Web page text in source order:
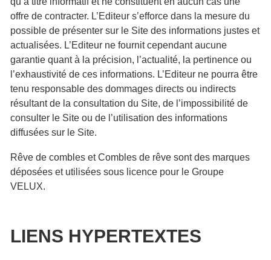
offre de contracter. L’Editeur s’efforce dans la mesure du
possible de présenter sur le Site des informations justes et
actualisées. L’Editeur ne fournit cependant aucune
garantie quant à la précision, l’actualité, la pertinence ou
l’exhaustivité de ces informations. L’Editeur ne pourra être
tenu responsable des dommages directs ou indirects
résultant de la consultation du Site, de l’impossibilité de
consulter le Site ou de l’utilisation des informations
diffusées sur le Site.
Rêve de combles et Combles de rêve sont des marques
déposées et utilisées sous licence pour le Groupe
VELUX.
LIENS HYPERTEXTES